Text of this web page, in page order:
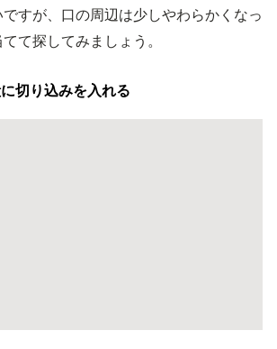
すが、口の周辺は少しやわらかくなっ
て探してみましょう。
切り込みを入れる